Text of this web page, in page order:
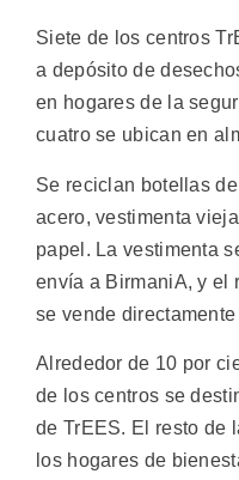
Siete de los centros
a depósito de
en hogares de la
cuatro se ubican en
Se reciclan botellas
acero, vestimenta
papel. La vestimenta
envía a BirmaniA, y el
se vende
Alrededor de 10 por
de los centros se
de TrEES. El resto de
los hogares de